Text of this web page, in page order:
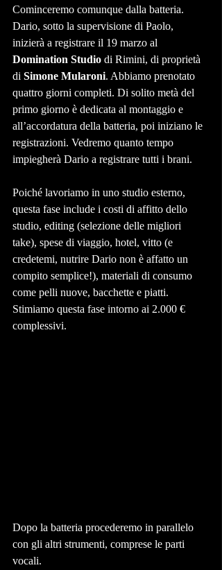
Cominceremo comunque dalla batteria.
Dario, sotto la supervisione di Paolo,
inizierà a registrare il 19 marzo al
Domination Studio di Rimini, di proprietà
di Simone Mularoni. Abbiamo prenotato
quattro giorni completi. Di solito metà del
primo giorno è dedicata al montaggio e
all’accordatura della batteria, poi iniziano le
registrazioni. Vedremo quanto tempo
impiegherà Dario a registrare tutti i brani.
Poiché lavoriamo in uno studio esterno,
questa fase include i costi di affitto dello
studio, editing (selezione delle migliori
take), spese di viaggio, hotel, vitto (e
credetemi, nutrire Dario non è affatto un
compito semplice!), materiali di consumo
come pelli nuove, bacchette e piatti.
Stimiamo questa fase intorno ai 2.000 €
complessivi.
Dopo la batteria procederemo in parallelo
con gli altri strumenti, comprese le parti
vocali.